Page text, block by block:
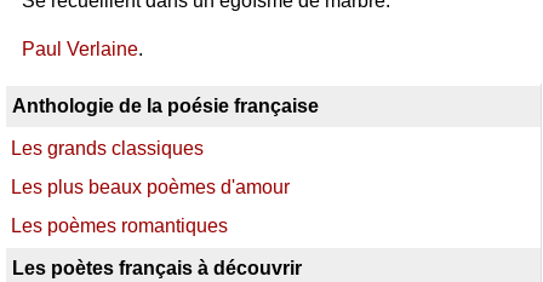
Paul Verlaine.
Anthologie de la poésie française
Les grands classiques
Les plus beaux poèmes d'amour
Les poèmes romantiques
Les poètes français à découvrir